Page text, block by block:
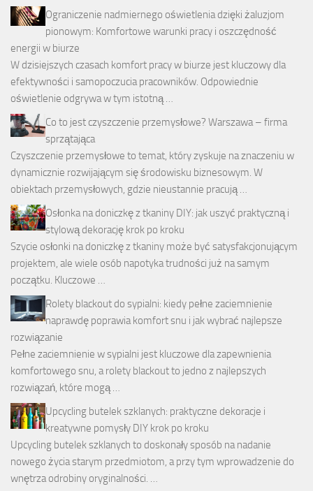
Ograniczenie nadmiernego oświetlenia dzięki żaluzjom
pionowym: Komfortowe warunki pracy i oszczędność
energii w biurze
W dzisiejszych czasach komfort pracy w biurze jest kluczowy dla
efektywności i samopoczucia pracowników. Odpowiednie
oświetlenie odgrywa w tym istotną …
Co to jest czyszczenie przemysłowe? Warszawa – firma
sprzątająca
Czyszczenie przemysłowe to temat, który zyskuje na znaczeniu w
dynamicznie rozwijającym się środowisku biznesowym. W
obiektach przemysłowych, gdzie nieustannie pracują …
Osłonka na doniczkę z tkaniny DIY: jak uszyć praktyczną i
stylową dekorację krok po kroku
Szycie osłonki na doniczkę z tkaniny może być satysfakcjonującym
projektem, ale wiele osób napotyka trudności już na samym
początku. Kluczowe …
Rolety blackout do sypialni: kiedy pełne zaciemnienie
naprawdę poprawia komfort snu i jak wybrać najlepsze
rozwiązanie
Pełne zaciemnienie w sypialni jest kluczowe dla zapewnienia
komfortowego snu, a rolety blackout to jedno z najlepszych
rozwiązań, które mogą …
Upcycling butelek szklanych: praktyczne dekoracje i
kreatywne pomysły DIY krok po kroku
Upcycling butelek szklanych to doskonały sposób na nadanie
nowego życia starym przedmiotom, a przy tym wprowadzenie do
wnętrza odrobiny oryginalności. …